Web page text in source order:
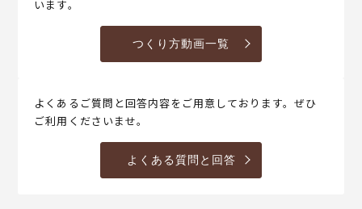
います。
つくり方動画一覧
よくあるご質問と回答内容をご用意しております。ぜひ
ご利用くださいませ。
よくある質問と回答